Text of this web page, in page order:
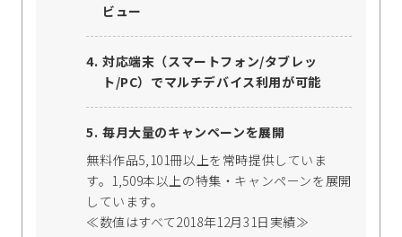
ビュー
対応端末（スマートフォン/タブレッ
ト/PC）でマルチデバイス利用が可能
毎月大量のキャンペーンを展開
無料作品5,101冊以上を常時提供していま
す。1,509本以上の特集・キャンペーンを展開
しています。
≪数値はすべて2018年12月31日実績≫